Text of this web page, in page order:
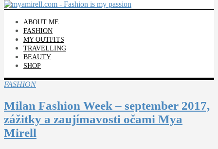
ABOUT ME
FASHION
MY OUTFITS
TRAVELLING
BEAUTY
SHOP
FASHION
Milan Fashion Week – september 2017,
zážitky a zaujímavosti očami Mya
Mirell